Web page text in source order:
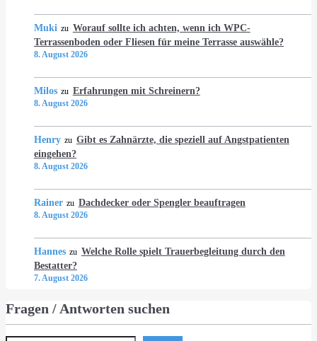
Muki zu Worauf sollte ich achten, wenn ich WPC-
Terrassenboden oder Fliesen für meine Terrasse auswähle?
8. August 2026
Milos zu Erfahrungen mit Schreinern?
8. August 2026
Henry zu Gibt es Zahnärzte, die speziell auf Angstpatienten
eingehen?
8. August 2026
Rainer zu Dachdecker oder Spengler beauftragen
8. August 2026
Hannes zu Welche Rolle spielt Trauerbegleitung durch den
Bestatter?
7. August 2026
Fragen / Antworten suchen